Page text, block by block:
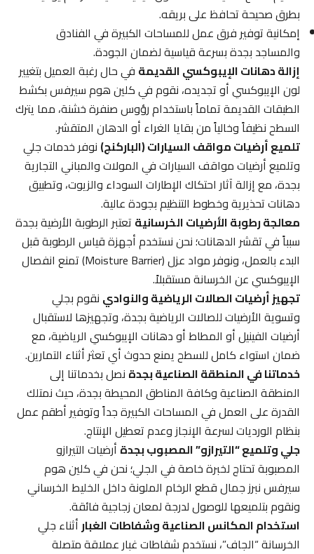
بطرق صحيحة تحافظ على بريقه.
إمكانية توفير فرق عمل للمساحات الكبيرة في الفنادق
والمساجد بجدة بسرعة قياسية لضمان الجودة.
إزالة دهانات الإيبوكسي القديمةفي حال رغبة العميل بتغيير
لون الإيبوكسي أو تجديده، نقوم في كلين هوم سيرفس بكشط
الطبقات القديمة تماماً باستخدام رؤوس صنفرة خشنة، مما يترك
السطح نظيفاً وخالياً من بقايا الغراء أو الدهان المتقشر.
تلميع أرضيات مواقف السيارات (الباركنج)نوفر خدمات جلي
وتلميع أرضيات مواقف السيارات في المولات والمباني التجارية
بجدة، مع إزالة آثار احتكاك الإطارات السوداء والزيوت، وتطبيق
دهانات تحذيرية وخطوط التنظيم بجودة عالية.
معالجة رطوبة الأرضيات الخرسانيةتعتبر الرطوبة الأرضية بجدة
سبباً في تقشر الدهانات؛ نحن نستخدم أجهزة قياس الرطوبة قبل
البدء بالعمل، ونوفر مواد عزل (Moisture Barrier) تمنع انفصال
الإيبوكسي عن الخرسانة مستقبلاً.
تجهيز أرضيات الصالات الرياضية والنوادينقوم بجلي
وتسوية الأرضيات للصالات الرياضية بجدة، وتجهيزها لاستقبال
أرضيات الفينيل أو المطاط أو دهانات الإيبوكسي الرياضية، مع
ضمان استواء كامل للسطح يمنع حدوث أي تعثر أثناء التمارين.
خدماتنا في المنطقة الصناعية بجدةنصل بخدماتنا إلى
المنطقة الصناعية وكافة المناطق المحيطة بجدة، حيث نمتلك
القدرة على العمل في المساحات الكبيرة جداً وتوفير أطقم عمل
بنظام الورديات لسرعة الإنجاز وعدم تعطيل الإنتاج.
جلي وتلميع “التيرازو” المصبوب بجدةأرضيات التيرازو
المصبوبة تحتاج لخبرة خاصة في الجلي؛ نحن في كلين هوم
سيرفس نبرز جمال قطع الرخام الملونة داخل الخليط الخرساني
ونقوم بتلميعها للوصول لدرجة لمعان زجاجية فائقة.
استخدام المكانس الصناعية وشفاطات الغبارأثناء جلي
الخرسانة “الجاف”، نستخدم شفاطات غبار عملاقة متصلة